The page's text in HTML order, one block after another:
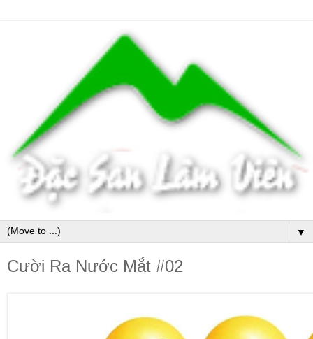
▼
Cười Ra Nước Mắt #02